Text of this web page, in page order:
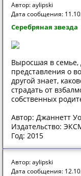
Автор: aylipski
Дата сообщения:
Серебряная звезда
Выросшая в семье,
представления о
другой знает,
страдать от
собственных
Автор: Джаннетт
Издательство:
Год: 2015
Автор: aylipski
Дата сообщения: